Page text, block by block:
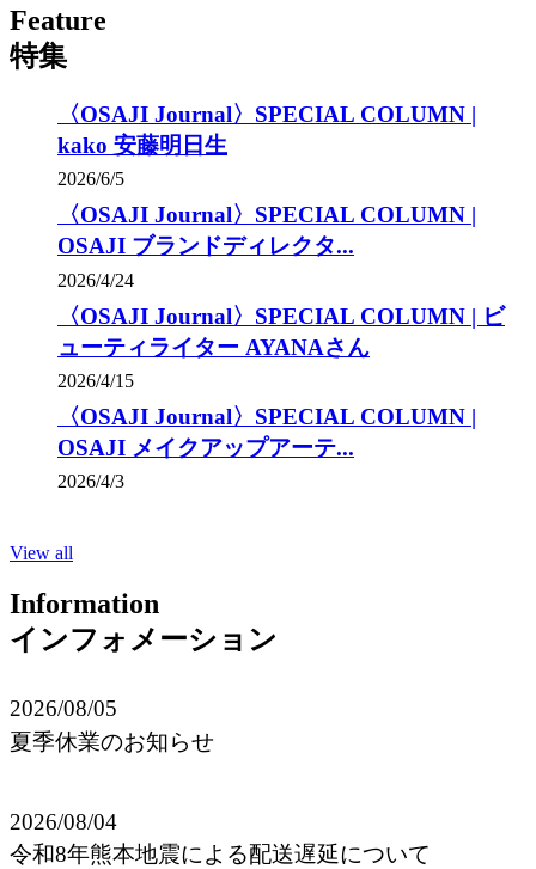
Feature
特集
〈OSAJI Journal〉SPECIAL COLUMN |
kako 安藤明日生
2026/6/5
〈OSAJI Journal〉SPECIAL COLUMN |
OSAJI ブランドディレクタ...
2026/4/24
〈OSAJI Journal〉SPECIAL COLUMN | ビ
ューティライター AYANAさん
2026/4/15
〈OSAJI Journal〉SPECIAL COLUMN |
OSAJI メイクアップアーテ...
2026/4/3
View all
Information
インフォメーション
2026/08/05
夏季休業のお知らせ
2026/08/04
令和8年熊本地震による配送遅延について